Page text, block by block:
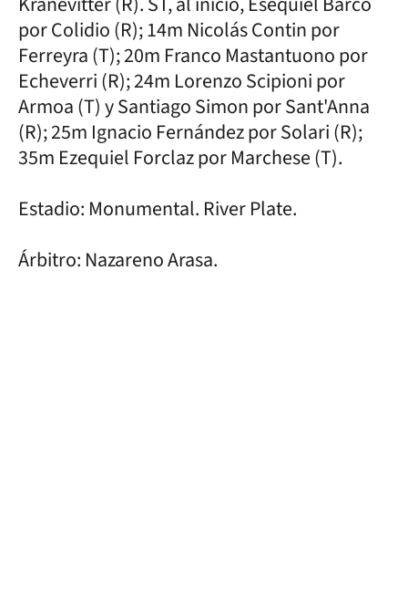
por Colidio (R); 14m Nicolás Contin por
Ferreyra (T); 20m Franco Mastantuono por
Echeverri (R); 24m Lorenzo Scipioni por
Armoa (T) y Santiago Simon por Sant'Anna
(R); 25m Ignacio Fernández por Solari (R);
35m Ezequiel Forclaz por Marchese (T).
Estadio: Monumental. River Plate.
Árbitro: Nazareno Arasa.